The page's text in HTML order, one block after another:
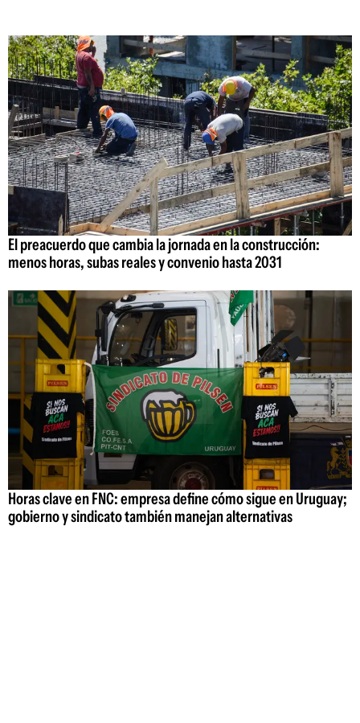
El preacuerdo que cambia la jornada en la construcción:
menos horas, subas reales y convenio hasta 2031
Horas clave en FNC: empresa define cómo sigue en Uruguay;
gobierno y sindicato también manejan alternativas